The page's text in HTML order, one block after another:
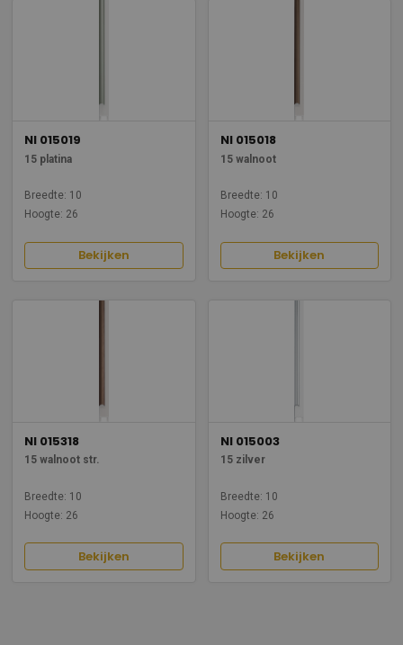
NI 015019
15 platina
Breedte: 10
Hoogte: 26
Bekijken
NI 015018
15 walnoot
Breedte: 10
Hoogte: 26
Bekijken
NI 015318
15 walnoot str.
Breedte: 10
Hoogte: 26
Bekijken
NI 015003
15 zilver
Breedte: 10
Hoogte: 26
Bekijken